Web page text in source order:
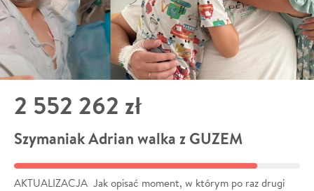
2 552 262 zł
Szymaniak Adrian walka z GUZEM
AKTUALIZACJA Jak opisać moment, w którym po raz drugi